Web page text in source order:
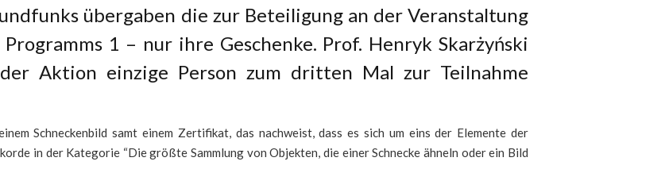
übergaben die zur Beteiligung an der Veranstaltung
1 – nur ihre Geschenke. Prof. Henryk Skarżyński
Aktion einzige Person zum dritten Mal zur Teilnahme
Schneckenbild samt einem Zertifikat, das nachweist, dass es sich um eins der Elemente der
in der Kategorie “Die größte Sammlung von Objekten, die einer Schnecke ähneln oder ein Bild